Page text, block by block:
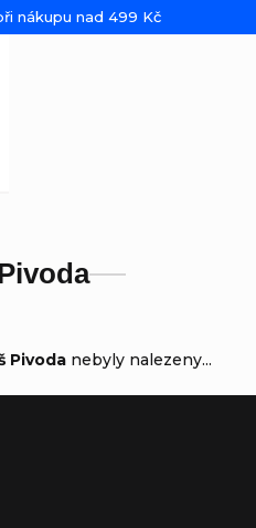
nákupu nad 499 Kč
košík
Pivoda nebyly nalezeny...